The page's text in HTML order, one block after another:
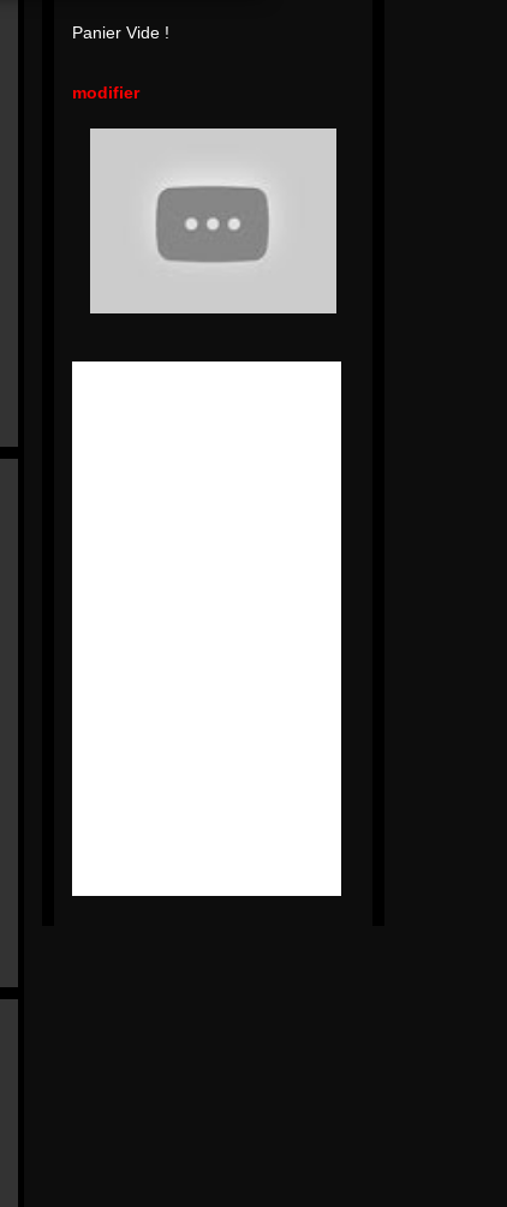
Panier Vide !
modifier